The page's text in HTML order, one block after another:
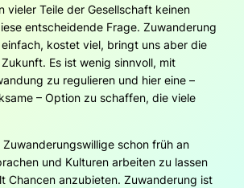
vieler Teile der Gesellschaft keinen
entscheidende Frage. Zuwanderung
kostet viel, bringt uns aber die
Es ist wenig sinnvoll, mit
zu regulieren und hier eine –
– Option zu schaffen, die viele
Zuwanderungswillige schon früh an
und Kulturen arbeiten zu lassen
Chancen anzubieten. Zuwanderung ist